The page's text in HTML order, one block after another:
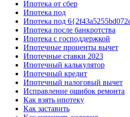
Ипотека от сбер
Ипотека под
Ипотека под
Ипотека после банкротства
Ипотека с господдержкой
Ипотечные проценты вычет
Ипотечные ставки 2023
Ипотечный калькулятор
Ипотечный кредит
Ипотечный налоговый вычет
Исправление ошибок ремонта
Как взять ипотеку
Как заставить